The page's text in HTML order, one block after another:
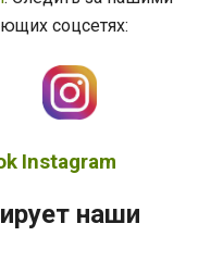
соцсетях:
Instagram
наши